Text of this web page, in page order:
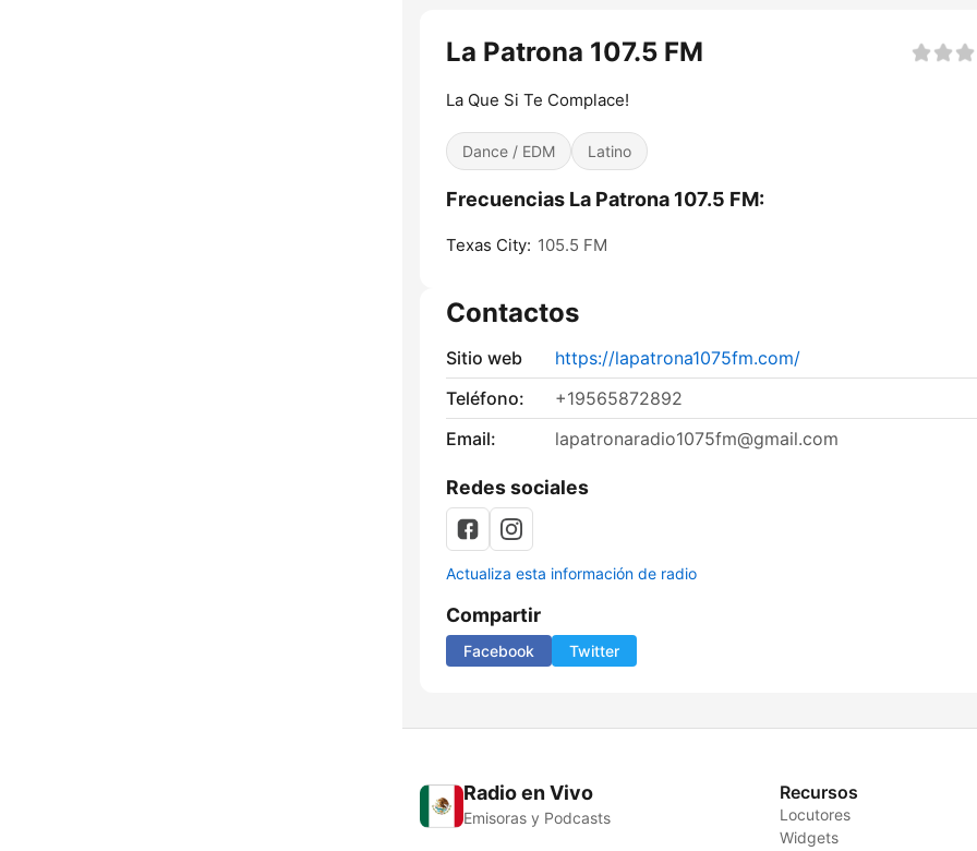
La Patrona 107.5 FM
La Que Si Te Complace!
Dance / EDM Latino
Frecuencias La Patrona 107.5 FM:
Texas City: 105.5 FM
Contactos
Sitio web
https://lapatrona1075fm.com/
Teléfono:
+19565872892
Email:
lapatronaradio1075fm@gmail.com
Redes sociales
Actualiza esta información de radio
Compartir
Facebook Twitter
Radio en Vivo
Emisoras y Podcasts
Recursos
Locutores
Widgets